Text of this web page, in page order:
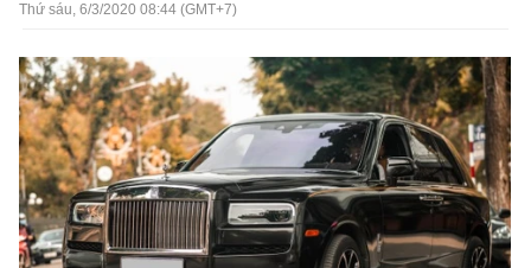
Thứ sáu, 6/3/2020 08:44 (GMT+7)